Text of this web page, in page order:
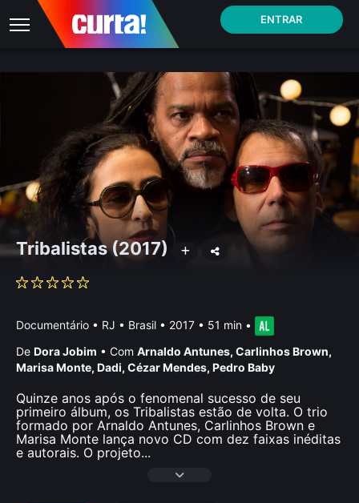
ENTRAR
Tribalistas (2017)
Documentário • RJ • Brasil • 2017 • 51 min •
De Dora Jobim • Com Arnaldo Antunes, Carlinhos Brown,
Marisa Monte, Dadi, Cézar Mendes, Pedro Baby
Quinze anos após o fenomenal sucesso de seu
primeiro álbum, os Tribalistas estão de volta. O trio
formado por Arnaldo Antunes, Carlinhos Brown e
Marisa Monte lança novo CD com dez faixas inéditas
e autorais. O projeto...